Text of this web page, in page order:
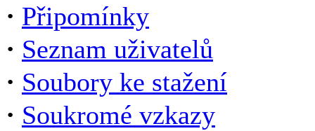
· Připomínky
· Seznam uživatelů
· Soubory ke stažení
· Soukromé vzkazy